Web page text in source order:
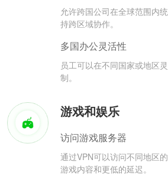
允许跨国公司在全球范围内
持跨区域协作。
多国办公灵活性
员工可以在不同国家或地区
制。
游戏和娱乐
访问游戏服务器
通过VPN可以访问不同地区
游戏内容和更低的延迟。